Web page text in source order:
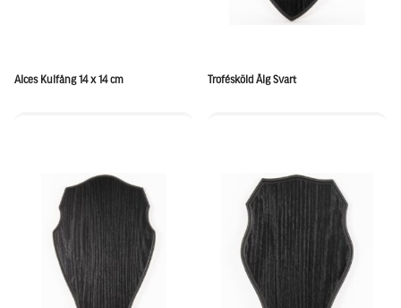
Alces Kulfång 14 x 14 cm Trofésköld Älg Svart